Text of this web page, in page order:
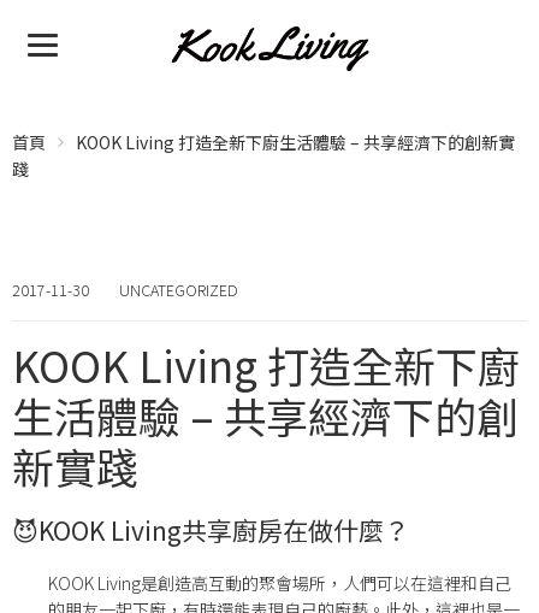
首頁
KOOK Living 打造全新下廚生活體驗 – 共享經濟下的創新實
踐
2017-11-30 UNCATEGORIZED
KOOK Living 打造全新下廚
生活體驗 – 共享經濟下的創
新實踐
😈KOOK Living共享廚房在做什麼？
KOOK Living是創造高互動的聚會場所，人們可以在這裡和自己